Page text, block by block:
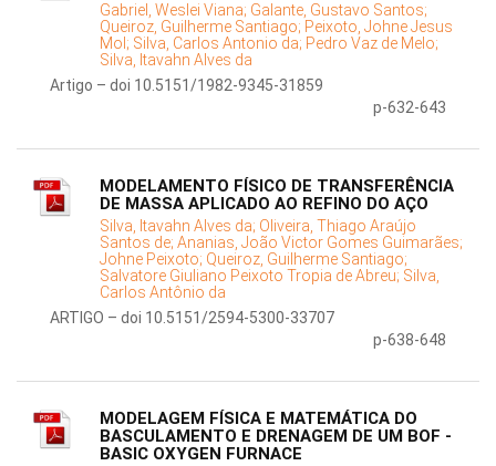
Gabriel, Weslei Viana; Galante, Gustavo Santos;
Queiroz, Guilherme Santiago; Peixoto, Johne Jesus
Mol; Silva, Carlos Antonio da; Pedro Vaz de Melo;
Silva, Itavahn Alves da
Artigo – doi 10.5151/1982-9345-31859
p-632-643
MODELAMENTO FÍSICO DE TRANSFERÊNCIA
DE MASSA APLICADO AO REFINO DO AÇO
Silva, Itavahn Alves da; Oliveira, Thiago Araújo
Santos de; Ananias, João Victor Gomes Guimarães;
Johne Peixoto; Queiroz, Guilherme Santiago;
Salvatore Giuliano Peixoto Tropia de Abreu; Silva,
Carlos Antônio da
ARTIGO – doi 10.5151/2594-5300-33707
p-638-648
MODELAGEM FÍSICA E MATEMÁTICA DO
BASCULAMENTO E DRENAGEM DE UM BOF -
BASIC OXYGEN FURNACE